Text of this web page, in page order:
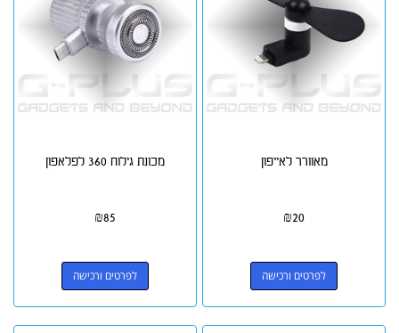
מאוורר לאייפון
₪20
לפרטים ורכישה
מכונת גילוח 360 לפלאפון
₪85
לפרטים ורכישה